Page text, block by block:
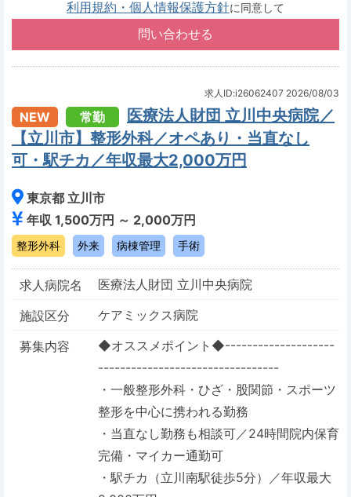
利用規約・個人情報保護方針に同意して
求人ID:i26062407 2026/08/03
NEW 常勤
医療法人財団 立川中央病院／
【立川市】整形外科／オペあり・当直なし
可・駅チカ／年収最大2,000万円
東京都 立川市
年収 1,500万円 ～ 2,000万円
整形外科 外来 病棟管理 手術
求人病院名
医療法人財団 立川中央病院
施設区分
ケアミックス病院
募集内容
◆オススメポイント◆--------------------
---------------------------------
・一般整形外科・ひざ・股関節・スポーツ
整形を中心に携われる勤務
・当直なし勤務も相談可／24時間院内保育
完備・マイカー通勤可
・駅チカ（立川南駅徒歩5分）／年収最大